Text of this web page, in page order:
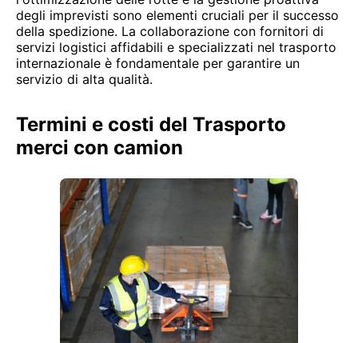
degli imprevisti sono elementi cruciali per il successo
della spedizione. La collaborazione con fornitori di
servizi logistici affidabili e specializzati nel trasporto
internazionale è fondamentale per garantire un
servizio di alta qualità.
Termini e costi del Trasporto
merci con camion